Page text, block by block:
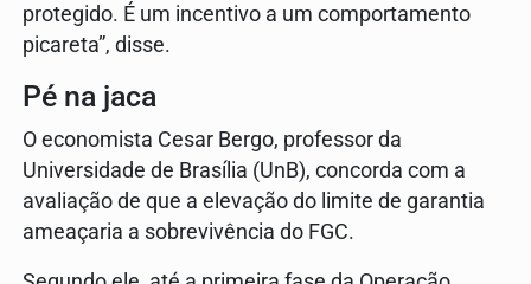
protegido. É um incentivo a um comportamento
picareta”, disse.
Pé na jaca
O economista Cesar Bergo, professor da
Universidade de Brasília (UnB), concorda com a
avaliação de que a elevação do limite de garantia
ameaçaria a sobrevivência do FGC.